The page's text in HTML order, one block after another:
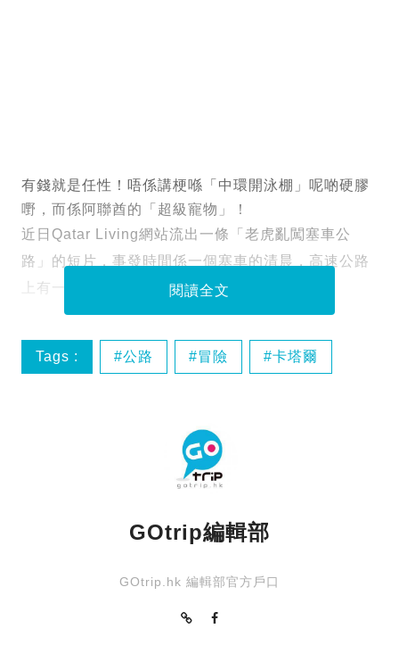
有錢就是任性！唔係講梗喺「中環開泳棚」呢啲硬膠
嘢，而係阿聯酋的「超級寵物」！
近日Qatar Living網站流出一條「老虎亂闖塞車公
路」的短片，事發時間係一個塞車的清晨，高速公路
上有一隻中等身材老虎左穿右插：
閱讀全文
Tags : 公路 冒險 卡塔爾
GOtrip編輯部
GOtrip.hk 編輯部官方戶口